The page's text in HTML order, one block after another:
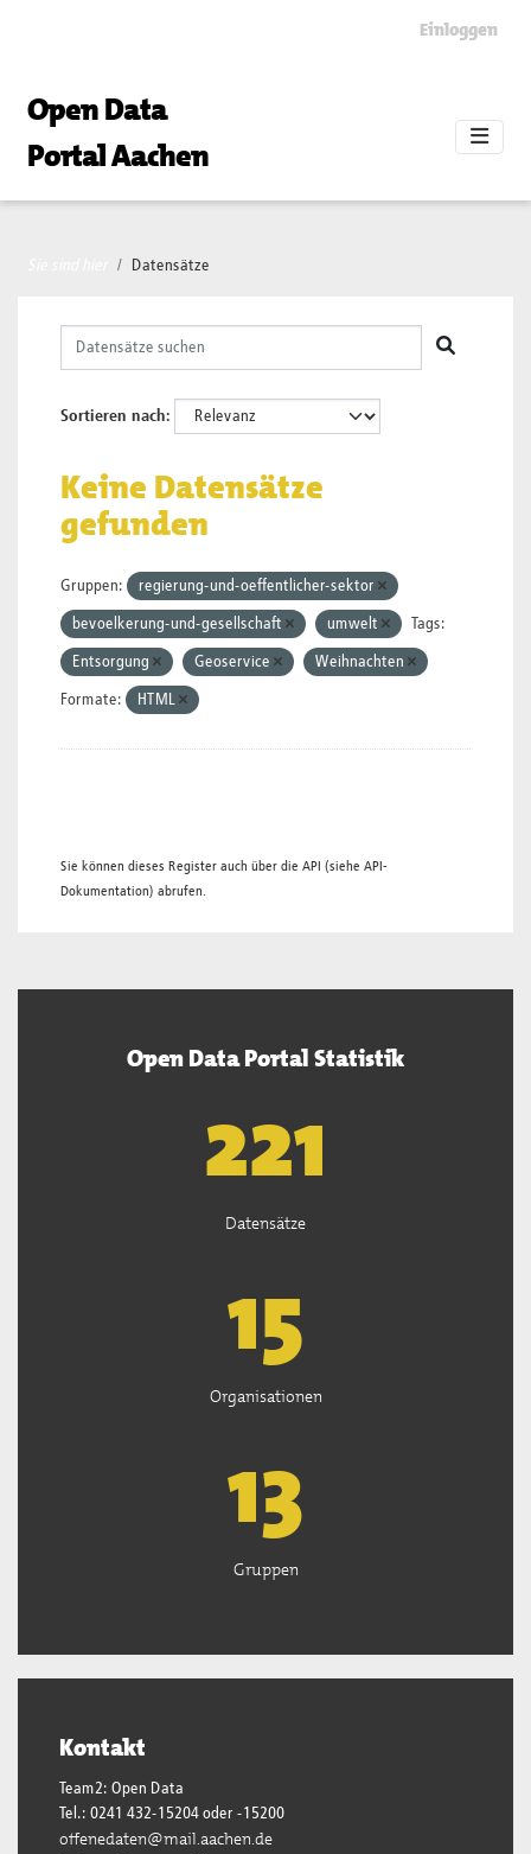
Einloggen
Open Data
Portal Aachen
Datensätze
Sortieren nach
Keine Datensätze
gefunden
Gruppen: regierung-und-oeffentlicher-sektor
bevoelkerung-und-gesellschaft umwelt Tags:
Entsorgung Geoservice Weihnachten
Formate: HTML
Sie können dieses Register auch über die API (siehe API-
Dokumentation) abrufen.
Open Data Portal Statistik
222
Datensätze
15
Organisationen
13
Gruppen
Kontakt
Team2: Open Data
Tel.: 0241 432-15204 oder -15200
offenedaten@mail.aachen.de